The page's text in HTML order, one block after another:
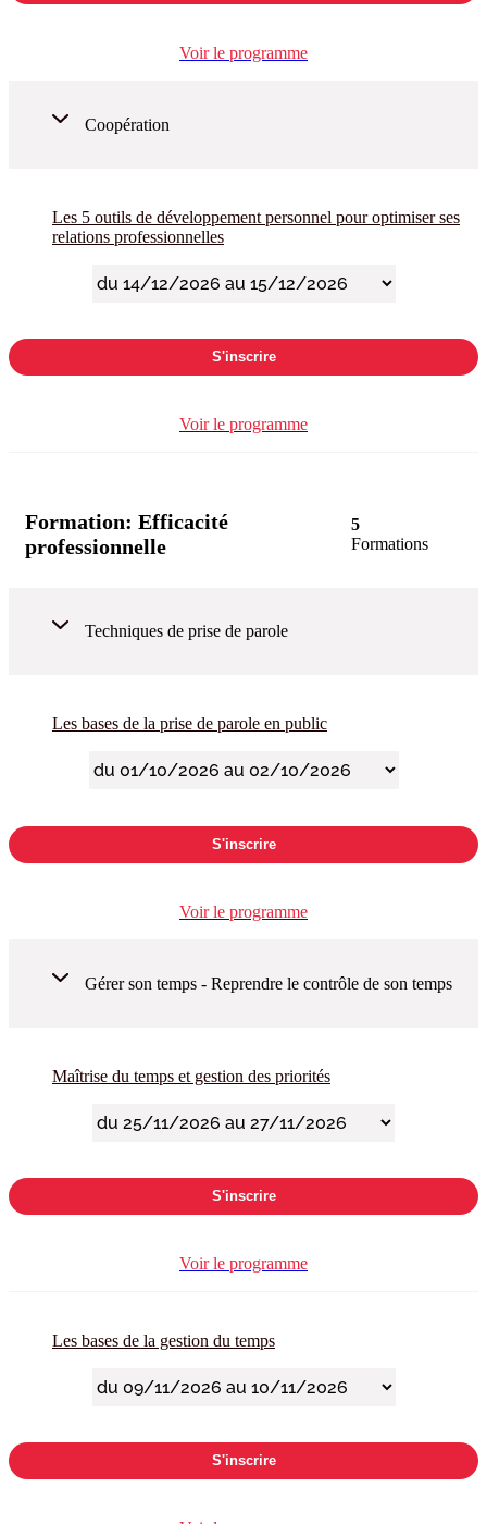
Voir le programme
Coopération
Les 5 outils de développement personnel pour optimiser ses
relations professionnelles
S'inscrire
Voir le programme
Formation: Efficacité
professionnelle
5
Formations
Techniques de prise de parole
Les bases de la prise de parole en public
S'inscrire
Voir le programme
Gérer son temps - Reprendre le contrôle de son temps
Maîtrise du temps et gestion des priorités
S'inscrire
Voir le programme
Les bases de la gestion du temps
S'inscrire